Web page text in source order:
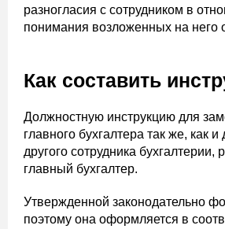
разногласия с сотрудником в
понимания возложенных на него
Как составить
Должностную инструкцию для
главного бухгалтера так же, как
другого сотрудника бухгалтерии,
главный бухгалтер.
Утвержденной законодательно
поэтому она оформляется в